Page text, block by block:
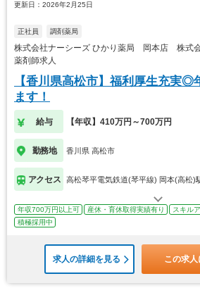
更新日：2026年2月25日
正社員 調剤薬局
株式会社ナーシーズ ひかり薬局 岡本店 株式
薬剤師求人
【香川県高松市】福利厚生充実◎
ます！
給与 【年収】410万円～700万円
勤務地 香川県 高松市
アクセス 高松琴平電気鉄道(琴平線) 岡本(高松)
年収700万円以上可 産休・育休取得実績有り スキル
積極採用中
求人の詳細を見る この求